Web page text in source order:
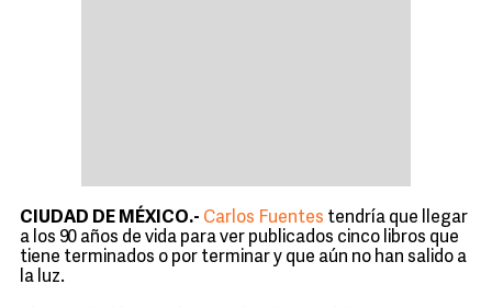
CIUDAD DE MÉXICO.- Carlos Fuentes tendría que llegar
a los 90 años de vida para ver publicados cinco libros que
tiene terminados o por terminar y que aún no han salido a
la luz.